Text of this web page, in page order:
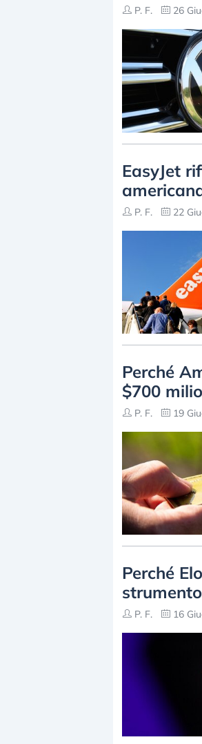
P. F. 26
EasyJet
P. F. 22
Perché
$700
P. F. 19
Perché
P. F. 16